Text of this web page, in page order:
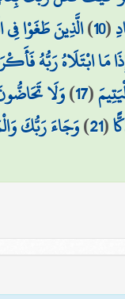
(
10
)الَّذِينَ طَغَوْا فِي
مَا ابْتَلَاهُ رَبُّهُ
(
17
)وَلَا
(
21
)وَجَاءَ رَبُّكَ